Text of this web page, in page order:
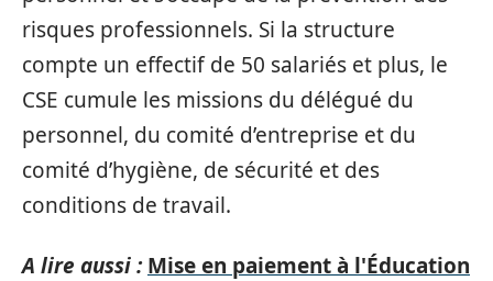
risques professionnels. Si la structure
compte un effectif de 50 salariés et plus, le
CSE cumule les missions du délégué du
personnel, du comité d’entreprise et du
comité d’hygiène, de sécurité et des
conditions de travail.
A lire aussi : Mise en paiement à l'Éducation